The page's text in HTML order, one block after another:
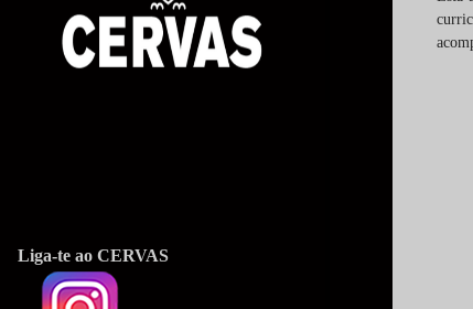
Liga-te ao CERVAS